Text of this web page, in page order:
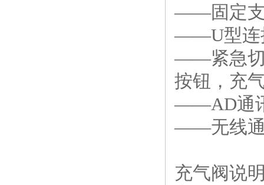
——固定支
——U型连
——紧急切
按钮，充
——AD通
——无线通
充气阀说